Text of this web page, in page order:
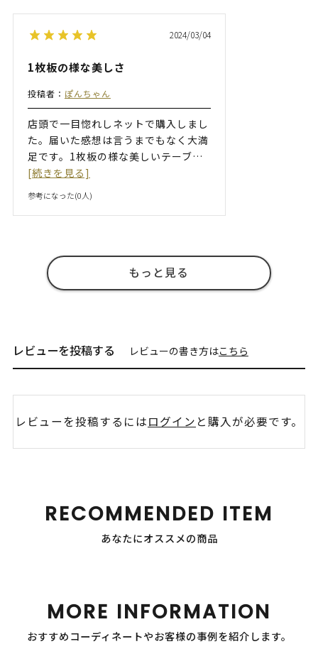
2024/03/04
1枚板の様な美しさ
投稿者： ぽんちゃん
店頭で一目惚れしネットで購入しまし
た。届いた感想は言うまでもなく大満
足です。1枚板の様な美しいテーブ…
[続きを見る]
参考になった(0人)
もっと見る
レビューを投稿する レビューの書き方はこちら
レビューを投稿するにはログイン と購入が必要です。
RECOMMENDED ITEM
あなたにオススメの商品
MORE INFORMATION
おすすめコーディネートやお客様の事例を紹介します。